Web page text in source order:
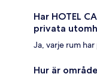
Har HOTEL
privata
Ja, varje rum
Hur är